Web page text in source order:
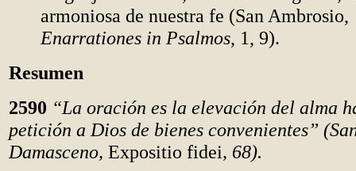
armoniosa de nuestra fe (San Ambrosio,
Enarrationes in Psalmos, 1, 9).
Resumen
2590 “La oración es la elevación del alma
petición a Dios de bienes convenientes”
Damasceno, Expositio fidei, 68).